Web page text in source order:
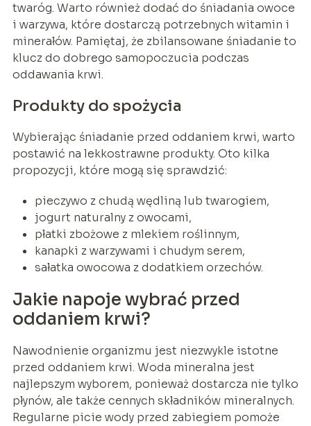
twaróg. Warto również dodać do śniadania owoce
i warzywa, które dostarczą potrzebnych witamin i
minerałów. Pamiętaj, że zbilansowane śniadanie to
klucz do dobrego samopoczucia podczas
oddawania krwi.
Produkty do spożycia
Wybierając śniadanie przed oddaniem krwi, warto
postawić na lekkostrawne produkty. Oto kilka
propozycji, które mogą się sprawdzić:
pieczywo z chudą wędliną lub twarogiem,
jogurt naturalny z owocami,
płatki zbożowe z mlekiem roślinnym,
kanapki z warzywami i chudym serem,
sałatka owocowa z dodatkiem orzechów.
Jakie napoje wybrać przed
oddaniem krwi?
Nawodnienie organizmu jest niezwykle istotne
przed oddaniem krwi. Woda mineralna jest
najlepszym wyborem, ponieważ dostarcza nie tylko
płynów, ale także cennych składników mineralnych.
Regularne picie wody przed zabiegiem pomoże